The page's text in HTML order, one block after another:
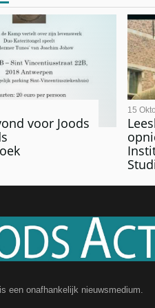
voor Joods
15
is een onafhankelijk nieuwsmedium.